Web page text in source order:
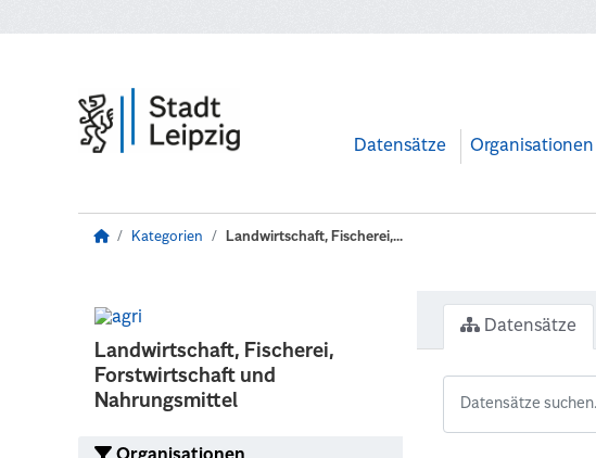
Datensätze Organisationen
Kategorien Landwirtschaft, Fischerei,...
Landwirtschaft, Fischerei,
Forstwirtschaft und
Nahrungsmittel
Datensätze